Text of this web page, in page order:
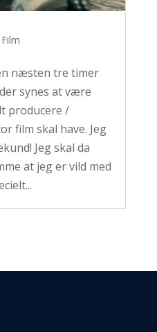
Film
næsten tre timer
synes at være
producere /
film skal have. Jeg
Jeg skal da
at jeg er vild med